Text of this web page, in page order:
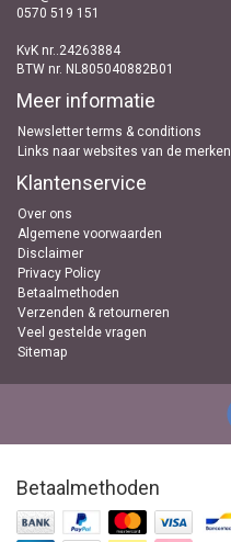
0570 519 151
KvK nr..24263884
BTW nr. NL805040882B01
Meer informatie
Newsletter terms & conditions
Links naar websites van de merken
Klantenservice
Over ons
Algemene voorwaarden
Disclaimer
Privacy Policy
Betaalmethoden
Verzenden & retourneren
Veel gestelde vragen
Sitemap
Betaalmethoden